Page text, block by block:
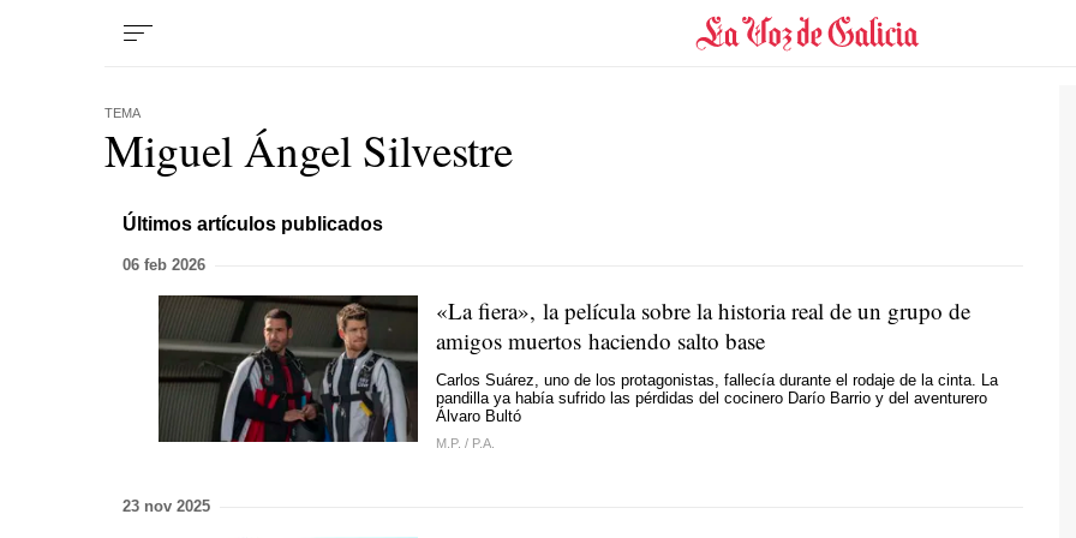
TEMA
Miguel Ángel Silvestre
Últimos artículos publicados
06 feb 2026
«La fiera», la película sobre la historia real de un grupo de
amigos muertos haciendo salto base
Carlos Suárez, uno de los protagonistas, fallecía durante el rodaje de la cinta. La
pandilla ya había sufrido las pérdidas del cocinero Darío Barrio y del aventurero
Álvaro Bultó
M.P. / P.A.
23 nov 2025